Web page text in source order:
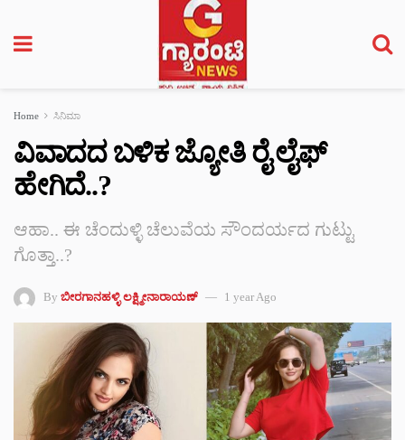
Home ಸಿನಿಮಾ
ವಿವಾದದ ಬಳಿಕ ಜ್ಯೋತಿ ರೈ ಲೈಫ್
ಹೇಗಿದೆ..?
ಆಹಾ.. ಈ ಚೆಂದುಳ್ಳಿ ಚೆಲುವೆಯ ಸೌಂದರ್ಯದ ಗುಟ್ಟು
ಗೊತ್ತಾ..?
By ಬೀರಗಾನಹಳ್ಳಿ ಲಕ್ಷ್ಮೀನಾರಾಯಣ್ 1 year Ago